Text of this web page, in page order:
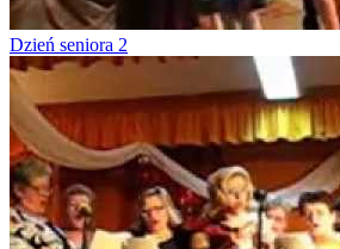
Dzień seniora 2